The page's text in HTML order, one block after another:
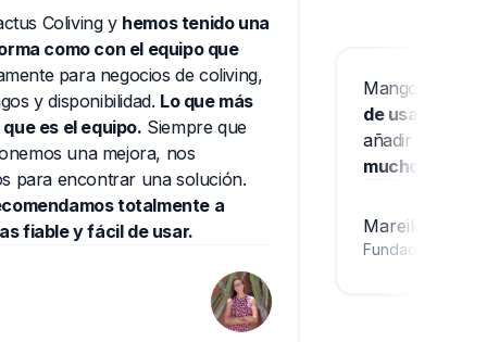
Coliving yhemos tenido una
con el equipo que
para negocios de coliving,
disponibilidad.Lo que más
el equipo.Siempre que
una mejora, nos
encontrar una solución.
totalmente a
y fácil de usar.
Mangobeds ha
de usar y el
añadir funciones y
mucho usar
Mareike Sudek
Fundadora de